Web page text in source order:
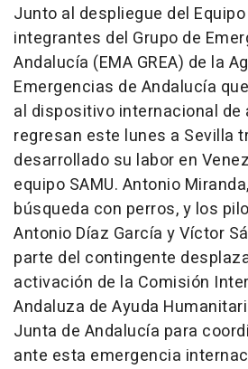
Junto al despliegue del
integrantes del Grupo de
Andalucía (EMA GREA) de la
Emergencias de Andalucía
al dispositivo internacional de
regresan este lunes a Sevilla
desarrollado su labor en
equipo SAMU. Antonio
búsqueda con perros, y los
Antonio Díaz García y Víctor
parte del contingente
activación de la Comisión
Andaluza de Ayuda
Junta de Andalucía para
ante esta emergencia